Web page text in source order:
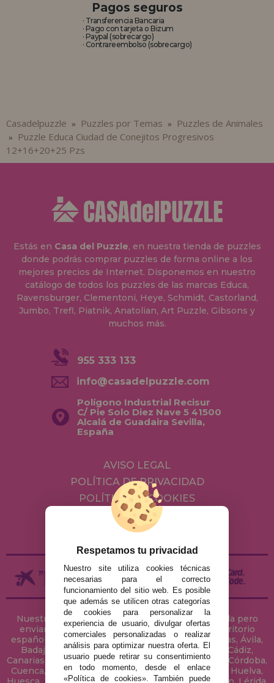
Pagos seguros
· Transferencia Bancaria
· Pago con tarjeta o Bizum
· Paypal (sobrecargo)
· Contrareembolso (sobrecargo)
Casadelpuzzle » Puzzles por Temas » Puzzles de Animales
»
Puzzle Educa Ciudad de Conejitos Progresivos
12+16+20+25 Pzs
Estás en Casa del Puzzle, en nuestra tienda de puzzles
donde podrás comprar puzzles de forma online a los
mejores precios de Internet. Disponemos en nuestro
catálogo de todos los puzzles de las marcas Educa,
Ravensburger, Clementoni, Heye, Schmidt, Castorland,
Jumbo, Trefl, Piatnik, Anatolian, Art Puzzle, Gibsons y
muchos más.
955 333 133
info@casadelpuzzle.com
Polígono Industrial Recisur
C/ Pie Solo Diez Nave 5 41500
Alcalá de Guadaira Sevilla,
España
AVISO LEGAL
POLÍTICA DE PRIVACIDAD
POLÍTICA DE COOKIES
ENVÍOS Y DEVOLUCIONES
DEVOLUCIONES / DESISTIMIENTO
Nuestra tienda de puzzles está ubicada en Sevilla pero
enviamos tus puzzles a cualquier ciudad del territorio
español: Álava, Albacete, Alicante, Almería, Asturias, Ávila,
Badajoz, Baleares, Barcelona, Burgos, Cáceres, Cádiz,
Canarias, Cantabria, Castellón, Ceuta, Ciudad Real, Córdoba,
Cuenca, Gerona, Granada, Guadalajara, Guipúzcoa, Huelva,
Respetamos tu privacidad
Nuestro site utiliza cookies técnicas
necesarias para el correcto
funcionamiento del sitio web. Es posible
que además se utilicen otras categorías
de cookies para personalizar la
experiencia de usuario, divulgar ofertas
comerciales personalizadas o realizar
análisis para optimizar nuestra oferta. El
usuario puede retirar su consentimiento
en todo momento, desde el enlace
«Política de cookies». También puede